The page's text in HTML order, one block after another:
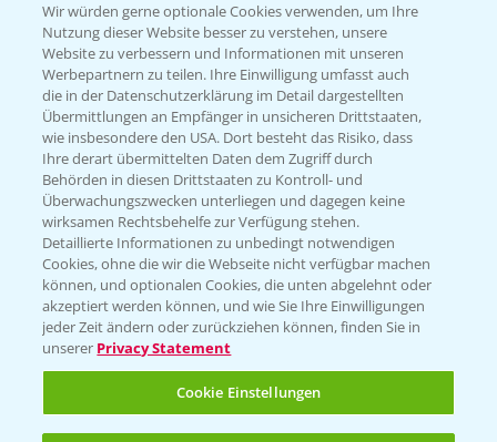
5:54
Rundgang - Silomais Demo Region
Augsburg
24.09.2024
Wir würden gerne optionale Cookies verwenden, um Ihre
Nutzung dieser Website besser zu verstehen, unsere
Website zu verbessern und Informationen mit unseren
Werbepartnern zu teilen. Ihre Einwilligung umfasst auch
die in der Datenschutzerklärung im Detail dargestellten
Übermittlungen an Empfänger in unsicheren Drittstaaten,
wie insbesondere den USA. Dort besteht das Risiko, dass
Ihre derart übermittelten Daten dem Zugriff durch
Behörden in diesen Drittstaaten zu Kontroll- und
Überwachungszwecken unterliegen und dagegen keine
wirksamen Rechtsbehelfe zur Verfügung stehen.
Detaillierte Informationen zu unbedingt notwendigen
Cookies, ohne die wir die Webseite nicht verfügbar machen
können, und optionalen Cookies, die unten abgelehnt oder
akzeptiert werden können, und wie Sie Ihre Einwilligungen
jeder Zeit ändern oder zurückziehen können, finden Sie in
unserer Privacy Statement
Cookie Einstellungen